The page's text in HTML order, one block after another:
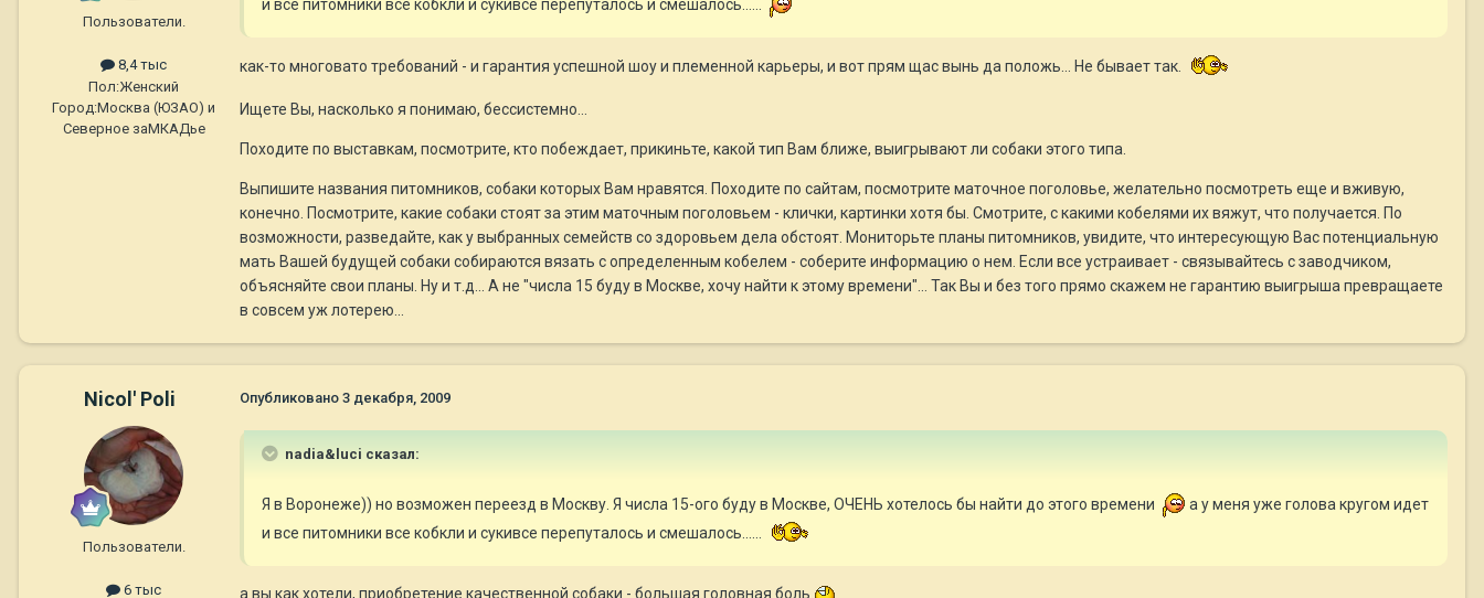
Пользователи.
8,4 тыс
Пол:Женский
Город:Москва (ЮЗАО) и
Северное заМКАДье
и все питомники все кобкли и сукивсе перепуталось и смешалось......
как-то многовато требований - и гарантия успешной шоу и племенной карьеры, и вот прям щас вынь да положь... Не бывает так.
Ищете Вы, насколько я понимаю, бессистемно...
Походите по выставкам, посмотрите, кто побеждает, прикиньте, какой тип Вам ближе, выигрывают ли собаки этого типа.
Выпишите названия питомников, собаки которых Вам нравятся. Походите по сайтам, посмотрите маточное поголовье, желательно посмотреть еще и вживую,
конечно. Посмотрите, какие собаки стоят за этим маточным поголовьем - клички, картинки хотя бы. Смотрите, с какими кобелями их вяжут, что получается. По
возможности, разведайте, как у выбранных семейств со здоровьем дела обстоят. Мониторьте планы питомников, увидите, что интересующую Вас потенциальную
мать Вашей будущей собаки собираются вязать с определенным кобелем - соберите информацию о нем. Если все устраивает - связывайтесь с заводчиком,
объясняйте свои планы. Ну и т.д... А не "числа 15 буду в Москве, хочу найти к этому времени"... Так Вы и без того прямо скажем не гарантию выигрыша превращаете
в совсем уж лотерею...
Nicol' Poli
Пользователи.
6 тыс
Опубликовано 3 декабря, 2009
nadia&luci сказал:
Я в Воронеже)) но возможен переезд в Москву. Я числа 15-ого буду в Москве, ОЧЕНЬ хотелось бы найти до этого времени
а у меня уже голова кругом идет
и все питомники все кобкли и сукивсе перепуталось и смешалось......
а вы как хотели, приобретение качественной собаки - большая головная боль